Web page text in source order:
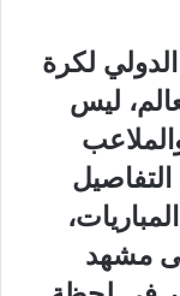
لكرة
ليس
مشهد